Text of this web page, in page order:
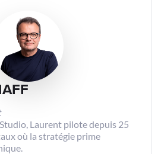
Laurent pilote depuis 25
où la stratégie prime